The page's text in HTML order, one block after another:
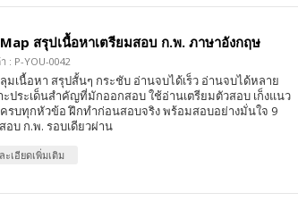
สรุปเนื้อหาเตรียมสอบ ก.พ. ภาษาอังกฤษ
: P-YOU-0042
มเนื้อหา สรุปสั้นๆ กระชับ อ่านจบได้เร็ว อ่านจบได้หลาย
ะประเด็นสำคัญที่มักออกสอบ ใช้อ่านเตรียมตัวสอบ เก็งแนว
รบทุกหัวข้อ ฝึกทำก่อนสอบจริง พร้อมสอบอย่างมั่นใจ 9
อบ ก.พ. รอบเดียวผ่าน
ะเอียดเพิ่มเติม